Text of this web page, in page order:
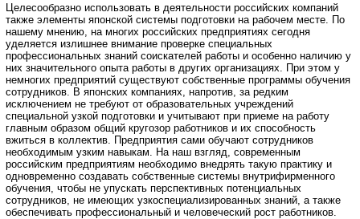
Целесообразно использовать в деятельности российских компаний
также элементы японской системы подготовки на рабочем месте. По
нашему мнению, на многих российских предприятиях сегодня
уделяется излишнее внимание проверке специальных
профессиональных знаний соискателей работы и особенно наличию у
них значительного опыта работы в других организациях. При этом у
немногих предприятий существуют собственные программы обучения
сотрудников. В японских компаниях, напротив, за редким
исключением не требуют от образовательных учреждений
специальной узкой подготовки и учитывают при приеме на работу
главным образом общий кругозор работников и их способность
вжиться в коллектив. Предприятия сами обучают сотрудников
необходимым узким навыкам. На наш взгляд, современным
российским предприятиям необходимо внедрять такую практику и
одновременно создавать собственные системы внутрифирменного
обучения, чтобы не упускать перспективных потенциальных
сотрудников, не имеющих узкоспециализированных знаний, а также
обеспечивать профессиональный и человеческий рост работников.